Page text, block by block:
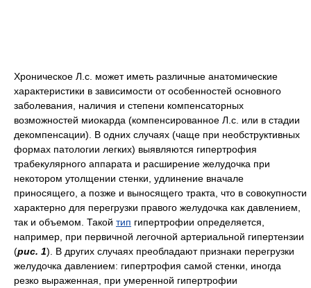
Хроническое Л.с. может иметь различные анатомические
характеристики в зависимости от особенностей основного
заболевания, наличия и степени компенсаторных
возможностей миокарда (компенсированное Л.с. или в стадии
декомпенсации). В одних случаях (чаще при необструктивных
формах патологии легких) выявляются гипертрофия
трабекулярного аппарата и расширение желудочка при
некотором утолщении стенки, удлинение вначале
приносящего, а позже и выносящего тракта, что в совокупности
характерно для перегрузки правого желудочка как давлением,
так и объемом. Такой тип гипертрофии определяется,
например, при первичной легочной артериальной гипертензии
(рис. 1). В других случаях преобладают признаки перегрузки
желудочка давлением: гипертрофия самой стенки, иногда
резко выраженная, при умеренной гипертрофии